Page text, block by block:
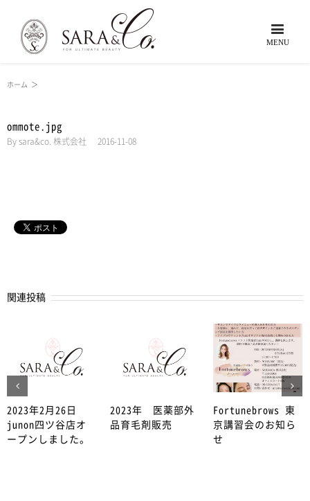
ホーム ＞
ommote.jpg
Bysara&co. 株式会社 2016-11-08
関連投稿
2023年2月26日
junon四ツ谷店オ
ープンしました。
2023年 医薬部外
品育毛剤販売
Fortunebrows 東
京講習会のお知ら
せ